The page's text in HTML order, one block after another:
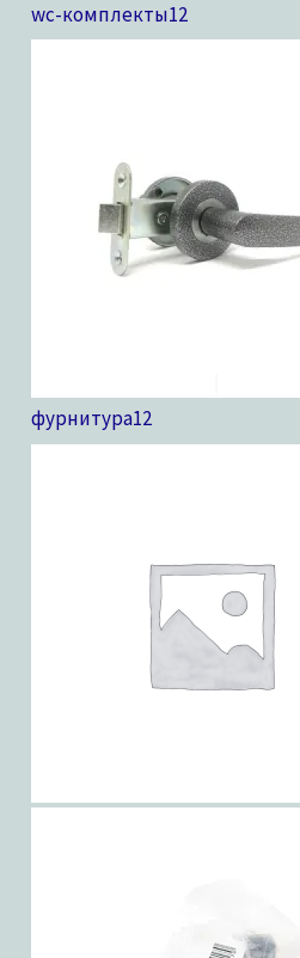
wc-комплекты12
фурнитура12